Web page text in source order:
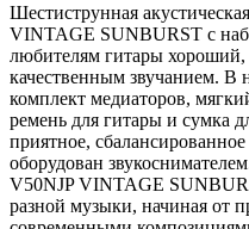
Шестиструнная
VINTAGE SUNBURST с
любителям гитары хороший,
качественным звучанием. В
комплект медиаторов,
ремень для гитары и сумка
приятное,
оборудован
V50NJP VINTAGE
разной музыки, начиная от